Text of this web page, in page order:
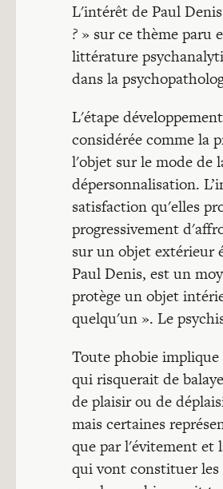
L'intérêt de Paul
? » sur ce thème paru
littérature
dans la
L'étape
considérée comme la
l'objet sur le mode de
dépersonnalisation.
satisfaction qu'elles
progressivement
sur un objet extérieur
Paul Denis, est un
protège un objet
quelqu'un ». Le
Toute phobie
qui risquerait de
de plaisir ou de
mais certaines
que par l'évitement et
qui vont constituer les